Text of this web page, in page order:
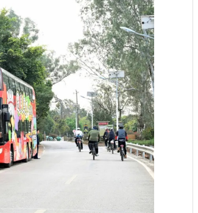
我要询价
凯 维修技术信息